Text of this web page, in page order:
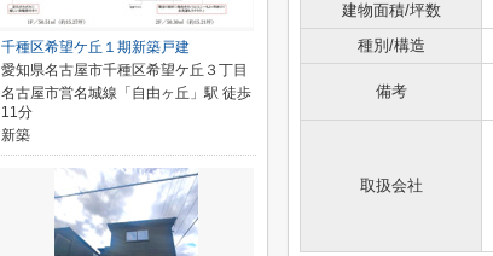
建物面積/坪数
種別/構造
備考
取扱会社
千種区希望ケ丘１期新築戸建
愛知県名古屋市千種区希望ケ丘３丁目
名古屋市営名城線「自由ヶ丘」駅 徒歩
11分
新築